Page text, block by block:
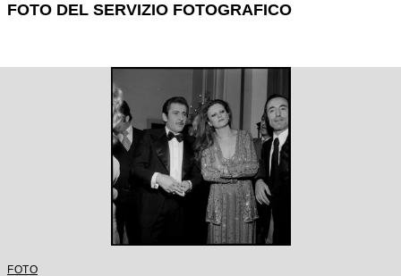
FOTO DEL SERVIZIO FOTOGRAFICO
FOTO